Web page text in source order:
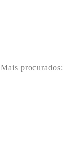
Mais procurados: